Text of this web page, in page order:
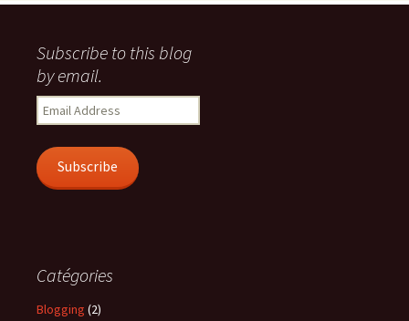
Subscribe to this blog
by email.
Email
Address
Subscribe
Catégories
Blogging (2)